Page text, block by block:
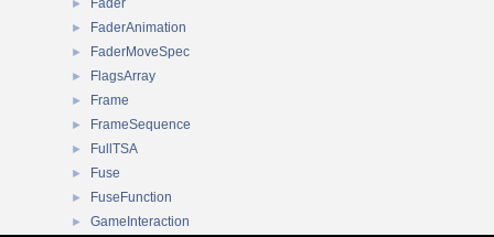
► Fader
► FaderAnimation
► FaderMoveSpec
► FlagsArray
► Frame
► FrameSequence
► FullTSA
► Fuse
► FuseFunction
► GameInteraction